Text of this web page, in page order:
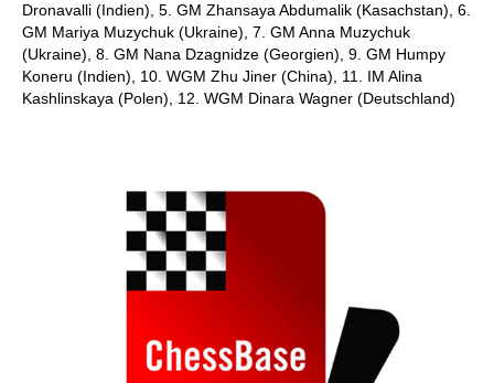
Dronavalli (Indien), 5. GM Zhansaya Abdumalik (Kasachstan), 6.
GM Mariya Muzychuk (Ukraine), 7. GM Anna Muzychuk
(Ukraine), 8. GM Nana Dzagnidze (Georgien), 9. GM Humpy
Koneru (Indien), 10. WGM Zhu Jiner (China), 11. IM Alina
Kashlinskaya (Polen), 12. WGM Dinara Wagner (Deutschland)